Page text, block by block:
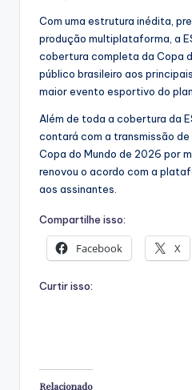
Com uma estrutura inédita,
produção multiplataforma, a
cobertura completa da Copa
público brasileiro aos
maior evento esportivo do
Além de toda a cobertura da
contará com a transmissão
Copa do Mundo de 2026 por
renovou o acordo com a
aos assinantes.
Compartilhe isso:
Facebook X
Curtir isso:
Relacionado